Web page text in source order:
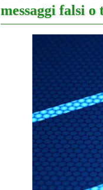
messaggi falsi